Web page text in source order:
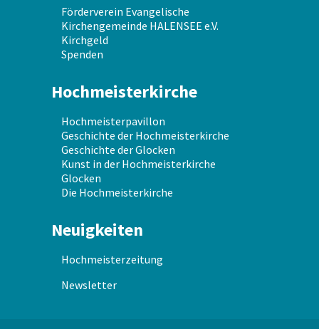
Förderverein Evangelische
Kirchengemeinde HALENSEE e.V.
Kirchgeld
Spenden
Hochmeisterkirche
Hochmeisterpavillon
Geschichte der Hochmeisterkirche
Geschichte der Glocken
Kunst in der Hochmeisterkirche
Glocken
Die Hochmeisterkirche
Neuigkeiten
Hochmeisterzeitung
Newsletter